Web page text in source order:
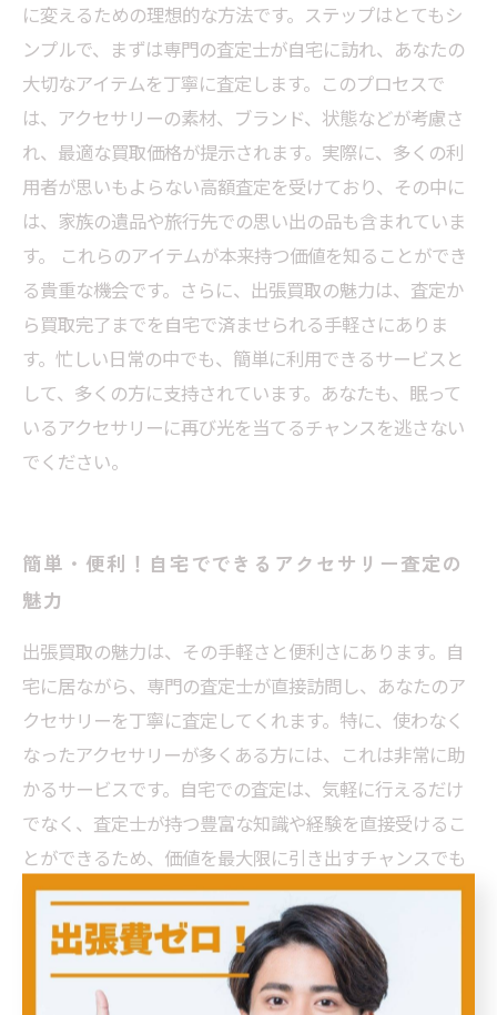
に変えるための理想的な方法です。ステップはとてもシ
ンプルで、まずは専門の査定士が自宅に訪れ、あなたの
大切なアイテムを丁寧に査定します。このプロセスで
は、アクセサリーの素材、ブランド、状態などが考慮さ
れ、最適な買取価格が提示されます。実際に、多くの利
用者が思いもよらない高額査定を受けており、その中に
は、家族の遺品や旅行先での思い出の品も含まれていま
す。 これらのアイテムが本来持つ価値を知ることができ
る貴重な機会です。さらに、出張買取の魅力は、査定か
ら買取完了までを自宅で済ませられる手軽さにありま
す。忙しい日常の中でも、簡単に利用できるサービスと
して、多くの方に支持されています。あなたも、眠って
いるアクセサリーに再び光を当てるチャンスを逃さない
でください。
簡単・便利！自宅でできるアクセサリー査定の
魅力
出張買取の魅力は、その手軽さと便利さにあります。自
宅に居ながら、専門の査定士が直接訪問し、あなたのア
クセサリーを丁寧に査定してくれます。特に、使わなく
なったアクセサリーが多くある方には、これは非常に助
かるサービスです。自宅での査定は、気軽に行えるだけ
でなく、査定士が持つ豊富な知識や経験を直接受けるこ
とができるため、価値を最大限に引き出すチャンスでも
あります。 さらに、訪問査定では、通常の店舗では体験
できないような対話を通じて、自分の持つアクセサリー
にまつわるストーリーや思い出をじっくりと話すことが
でき、買取価格に反映されることもあります。このよう